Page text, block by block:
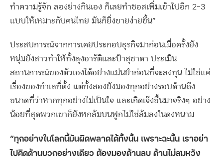
ทำความรู้จัก ลองย่างกินเอง ก็เลยทำซอสเพิ่มเข้าไปอีก 2-3
แบบให้เหมาะกับคนไทย มันก็ยิ่งขายง่ายขึ้น”
ประสบการณ์จากการเคยประกอบธุรกิจมาก่อนเมื่อครั้งยัง
หนุ่มยังสาวทำให้ทั้งลุงอารัติและป้าสุชาดา ประเมิน
สถานการณ์ของตัวเองได้อย่างแม่นยำก่อนที่จะลงทุน ไม่ใช่แค่
เรื่องของทำเลที่ตั้ง แต่ทั้งสองยังมองทุกอย่างรอบด้านถึง
ขนาดที่ว่าหากทุกอย่างไม่เป็นใจ และเกิดเจ๊งขึ้นมาจริงๆ อย่าง
น้อยที่สุดพวกเขาก็ยังหกล้มบนฟูกไม่ใช่ล้มลงในดงหนาม
“ทุกอย่างในโลกนี้มันผิดพลาดได้ทั้งนั้น เพราะฉะนั้น เราอย่า
ไปคิดด้านบวกอย่างเดียว ต้องมองด้านลบ ด้านไม่สมหวัง